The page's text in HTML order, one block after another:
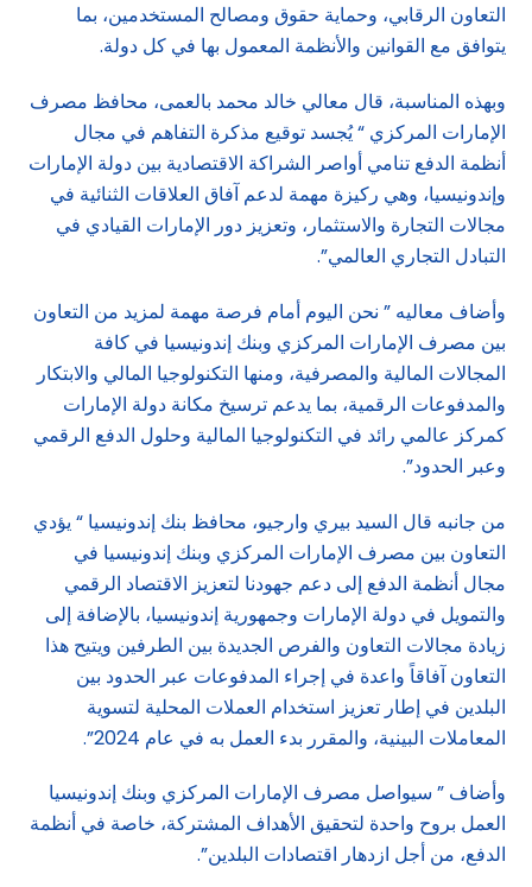
التعاون الرقابي، وحماية حقوق ومصالح المستخدمين، بما
يتوافق مع القوانين والأنظمة المعمول بها في كل دولة.
وبهذه المناسبة، قال معالي خالد محمد بالعمى، محافظ مصرف
الإمارات المركزي “ يُجسد توقيع مذكرة التفاهم في مجال
أنظمة الدفع تنامي أواصر الشراكة الاقتصادية بين دولة الإمارات
وإندونيسيا، وهي ركيزة مهمة لدعم آفاق العلاقات الثنائية في
مجالات التجارة والاستثمار، وتعزيز دور الإمارات القيادي في
التبادل التجاري العالمي”.
وأضاف معاليه ” نحن اليوم أمام فرصة مهمة لمزيد من التعاون
بين مصرف الإمارات المركزي وبنك إندونيسيا في كافة
المجالات المالية والمصرفية، ومنها التكنولوجيا المالي والابتكار
والمدفوعات الرقمية، بما يدعم ترسيخ مكانة دولة الإمارات
كمركز عالمي رائد في التكنولوجيا المالية وحلول الدفع الرقمي
وعبر الحدود”.
من جانبه قال السيد بيري وارجيو، محافظ بنك إندونيسيا “ يؤدي
التعاون بين مصرف الإمارات المركزي وبنك إندونيسيا في
مجال أنظمة الدفع إلى دعم جهودنا لتعزيز الاقتصاد الرقمي
والتمويل في دولة الإمارات وجمهورية إندونيسيا، بالإضافة إلى
زيادة مجالات التعاون والفرص الجديدة بين الطرفين ويتيح هذا
التعاون آفاقاً واعدة في إجراء المدفوعات عبر الحدود بين
البلدين في إطار تعزيز استخدام العملات المحلية لتسوية
المعاملات البينية، والمقرر بدء العمل به في عام 2024”.
وأضاف ” سيواصل مصرف الإمارات المركزي وبنك إندونيسيا
العمل بروح واحدة لتحقيق الأهداف المشتركة، خاصة في أنظمة
الدفع، من أجل ازدهار اقتصادات البلدين”.